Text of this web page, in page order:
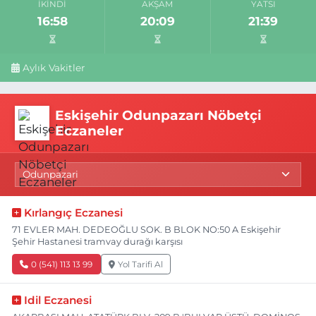
İKINDI
16:58
AKŞAM
20:09
YATSI
21:39
Aylık Vakitler
Eskişehir Odunpazarı Nöbetçi
Eczaneler
Kırlangıç Eczanesi
71 EVLER MAH. DEDEOĞLU SOK. B BLOK NO:50 A Eskişehir
Şehir Hastanesi tramvay durağı karşısı
0 (541) 113 13 99 Yol Tarifi Al
Idil Eczanesi